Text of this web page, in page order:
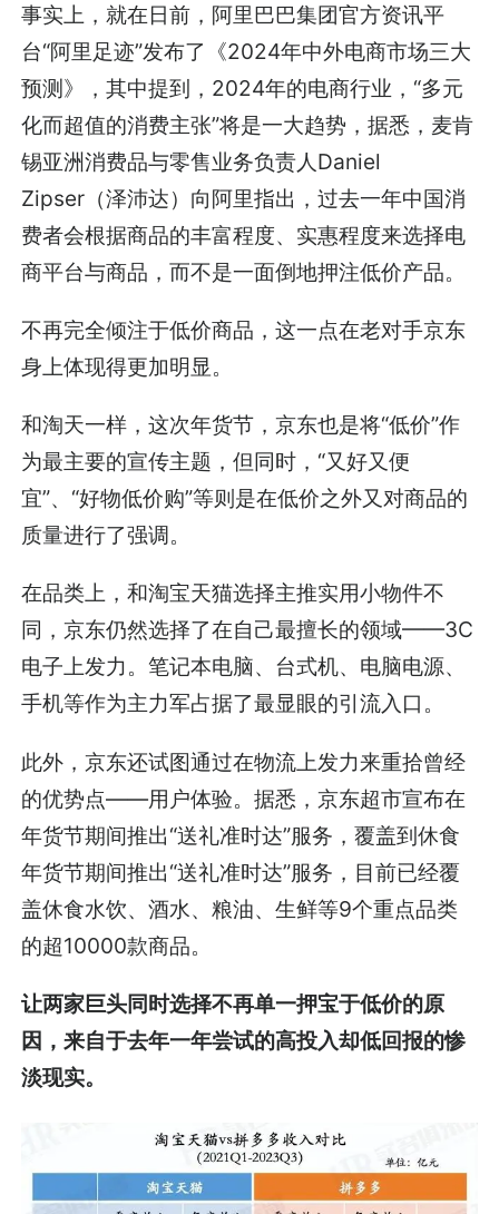
事实上，就在日前，阿里巴巴集团官方资讯平
台“阿里足迹”发布了《2024年中外电商市场三大
预测》，其中提到，2024年的电商行业，“多元
化而超值的消费主张”将是一大趋势，据悉，麦肯
锡亚洲消费品与零售业务负责人Daniel
Zipser（泽沛达）向阿里指出，过去一年中国消
费者会根据商品的丰富程度、实惠程度来选择电
商平台与商品，而不是一面倒地押注低价产品。
不再完全倾注于低价商品，这一点在老对手京东
身上体现得更加明显。
和淘天一样，这次年货节，京东也是将“低价”作
为最主要的宣传主题，但同时，“又好又便
宜”、“好物低价购”等则是在低价之外又对商品的
质量进行了强调。
在品类上，和淘宝天猫选择主推实用小物件不
同，京东仍然选择了在自己最擅长的领域——3C
电子上发力。笔记本电脑、台式机、电脑电源、
手机等作为主力军占据了最显眼的引流入口。
此外，京东还试图通过在物流上发力来重拾曾经
的优势点——用户体验。据悉，京东超市宣布在
年货节期间推出“送礼准时达”服务，覆盖到休食
年货节期间推出“送礼准时达”服务，目前已经覆
盖休食水饮、酒水、粮油、生鲜等9个重点品类
的超10000款商品。
让两家巨头同时选择不再单一押宝于低价的原
因，来自于去年一年尝试的高投入却低回报的惨
淡现实。